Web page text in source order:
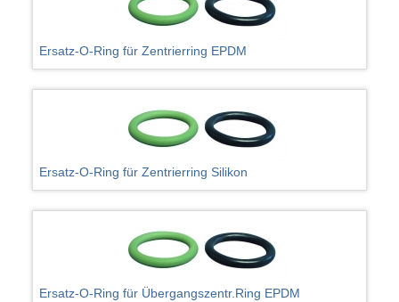
Ersatz-O-Ring für Zentrierring EPDM
Ersatz-O-Ring für Zentrierring Silikon
Ersatz-O-Ring für Übergangszentr.Ring EPDM